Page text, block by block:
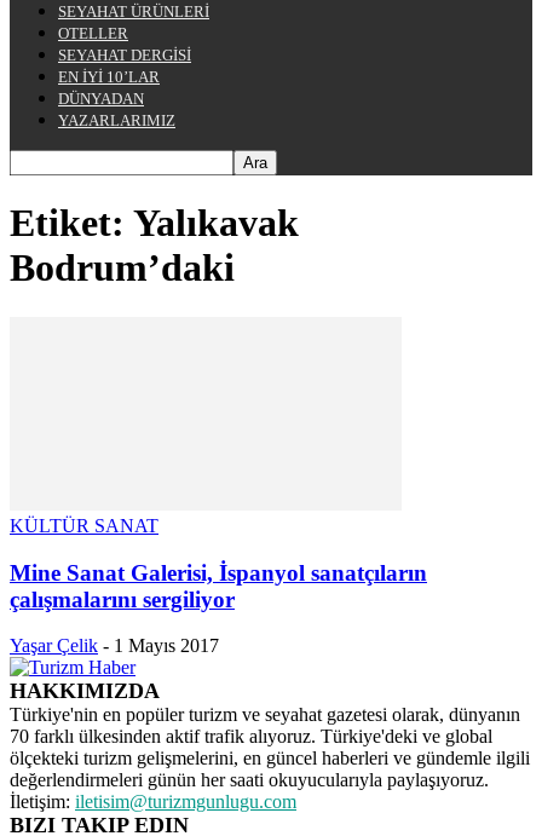
SEYAHAT ÜRÜNLERİ
OTELLER
SEYAHAT DERGİSİ
EN İYİ 10’LAR
DÜNYADAN
YAZARLARIMIZ
Etiket: Yalıkavak
Bodrum’daki
KÜLTÜR SANAT
Mine Sanat Galerisi, İspanyol sanatçıların
çalışmalarını sergiliyor
Yaşar Çelik - 1 Mayıs 2017
HAKKIMIZDA
Türkiye'nin en popüler turizm ve seyahat gazetesi olarak, dünyanın
70 farklı ülkesinden aktif trafik alıyoruz. Türkiye'deki ve global
ölçekteki turizm gelişmelerini, en güncel haberleri ve gündemle ilgili
değerlendirmeleri günün her saati okuyucularıyla paylaşıyoruz.
İletişim: iletisim@turizmgunlugu.com
BIZI TAKIP EDIN